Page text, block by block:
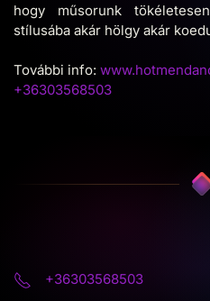
hogy műsorunk
stílusába akár hölgy akár
További info:
+36303568503
+36303568503